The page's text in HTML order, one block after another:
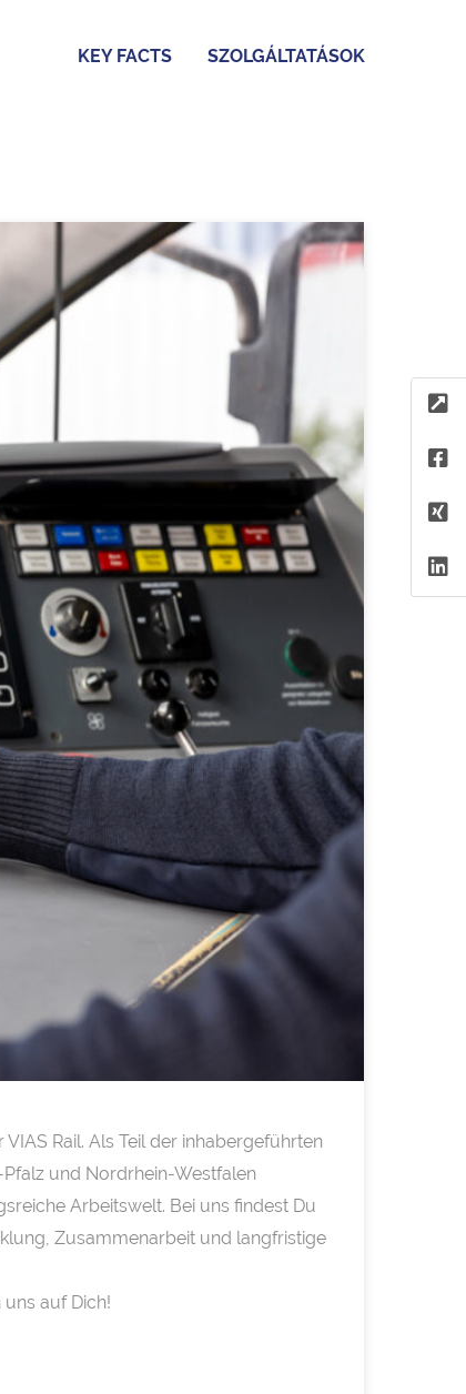
KEY FACTS SZOLGÁLTATÁSOK
Rail. Als Teil der inhabergeführten
Pfalz und Nordrhein-Westfalen
Arbeitswelt. Bei uns findest Du
Zusammenarbeit und langfristige
auf Dich!